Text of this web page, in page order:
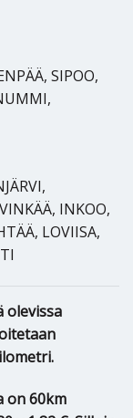
SIPOO,
INKOO,
LOVIISA,
olevissa
on 60km